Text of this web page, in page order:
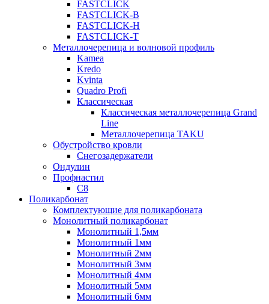
FASTCLICK
FASTCLICK-B
FASTCLICK-H
FASTCLICK-T
Металлочерепица и волновой профиль
Kamea
Kredo
Kvinta
Quadro Profi
Классическая
Классическая металлочерепица Grand
Line
Металлочерепица TAKU
Обустройство кровли
Снегозадержатели
Ондулин
Профнастил
С8
Поликарбонат
Комплектующие для поликарбоната
Монолитный поликарбонат
Монолитный 1,5мм
Монолитный 1мм
Монолитный 2мм
Монолитный 3мм
Монолитный 4мм
Монолитный 5мм
Монолитный 6мм